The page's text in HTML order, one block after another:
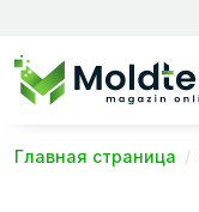
Главная страница